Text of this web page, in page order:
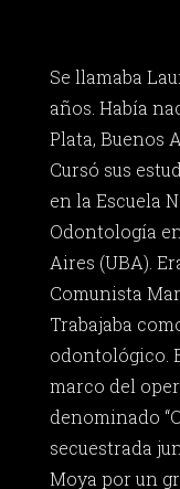
Se llamaba
años. Había
Plata, Buenos
Cursó sus
en la Escuela
Odontología
Aires (UBA).
Comunista
Trabajaba
odontológico.
marco del
denominado
secuestrada
Moya por un